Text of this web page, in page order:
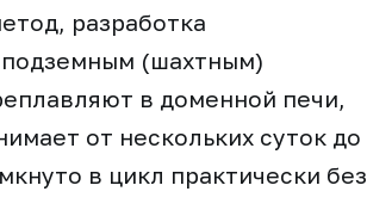
разработка
(шахтным)
в доменной печи,
от нескольких суток до
в цикл практически без